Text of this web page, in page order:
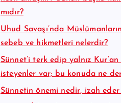
mıdır?
Uhud Savaşı’nda
sebeb ve hikmetleri nelerdir?
Sünnet’i terk edip yalnız
isteyenler var; bu konuda ne
Sünnetin önemi nedir, izah eder